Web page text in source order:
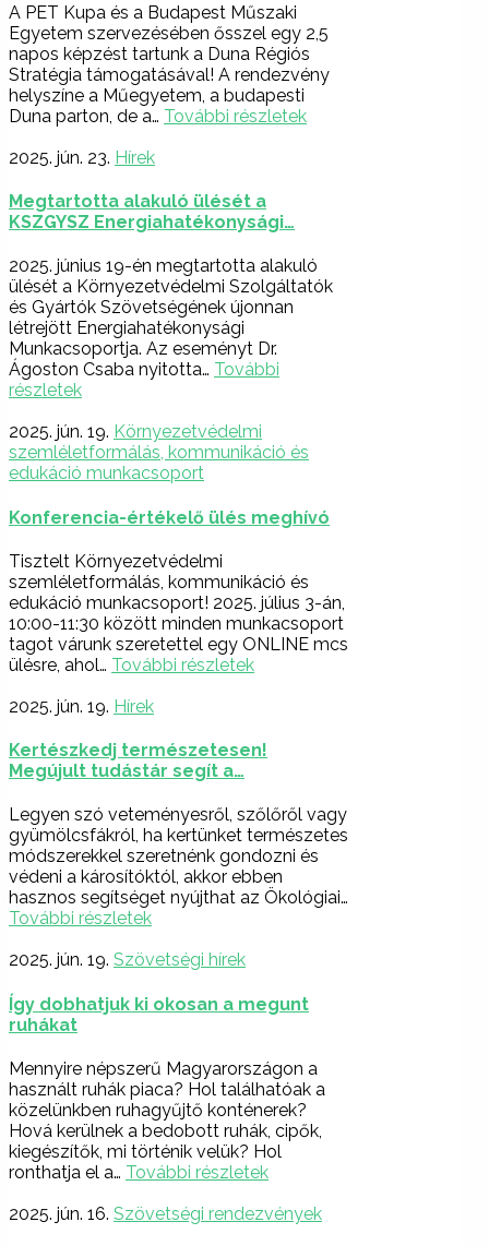
A PET Kupa és a Budapest Műszaki
Egyetem szervezésében ősszel egy 2,5
napos képzést tartunk a Duna Régiós
Stratégia támogatásával! A rendezvény
helyszíne a Műegyetem, a budapesti
Duna parton, de a… További részletek
2025. jún. 23. Hírek
Megtartotta alakuló ülését a
KSZGYSZ Energiahatékonysági…
2025. június 19-én megtartotta alakuló
ülését a Környezetvédelmi Szolgáltatók
és Gyártók Szövetségének újonnan
létrejött Energiahatékonysági
Munkacsoportja. Az eseményt Dr.
Ágoston Csaba nyitotta… További
részletek
2025. jún. 19. Környezetvédelmi
szemléletformálás, kommunikáció és
edukáció munkacsoport
Konferencia-értékelő ülés meghívó
Tisztelt Környezetvédelmi
szemléletformálás, kommunikáció és
edukáció munkacsoport! 2025. július 3-án,
10:00-11:30 között minden munkacsoport
tagot várunk szeretettel egy ONLINE mcs
ülésre, ahol… További részletek
2025. jún. 19. Hírek
Kertészkedj természetesen!
Megújult tudástár segít a…
Legyen szó veteményesről, szőlőről vagy
gyümölcsfákról, ha kertünket természetes
módszerekkel szeretnénk gondozni és
védeni a károsítóktól, akkor ebben
hasznos segítséget nyújthat az Ökológiai…
További részletek
2025. jún. 19. Szövetségi hírek
Így dobhatjuk ki okosan a megunt
ruhákat
Mennyire népszerű Magyarországon a
használt ruhák piaca? Hol találhatóak a
közelünkben ruhagyűjtő konténerek?
Hová kerülnek a bedobott ruhák, cipők,
kiegészítők, mi történik velük? Hol
ronthatja el a… További részletek
2025. jún. 16. Szövetségi rendezvények